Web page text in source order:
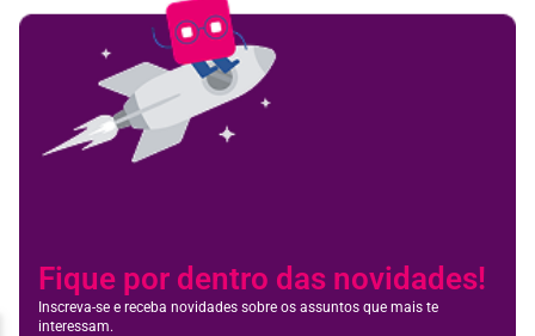
Fique por dentro das novidades!
Inscreva-se e receba novidades sobre os assuntos que mais te
interessam.